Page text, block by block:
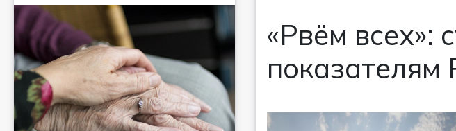
«Рвём всех»:
показателям